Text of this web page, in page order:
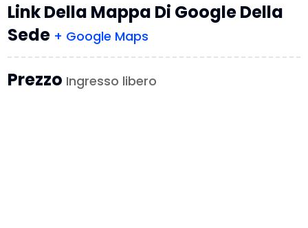
Link Della Mappa Di Google Della
Sede + Google Maps
Prezzo Ingresso libero